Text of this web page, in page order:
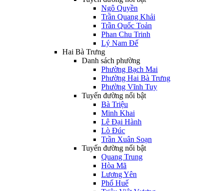
Ngô Quyền
Trần Quang Khải
Trần Quốc Toản
Phan Chu Trinh
Lý Nam Đế
Hai Bà Trưng
Danh sách phường
Phường Bạch Mai
Phường Hai Bà Trưng
Phường Vĩnh Tuy
Tuyến đường nổi bật
Bà Triệu
Minh Khai
Lê Đại Hành
Lò Đúc
Trần Xuân Soạn
Tuyến đường nổi bật
Quang Trung
Hòa Mã
Lương Yên
Phố Huế